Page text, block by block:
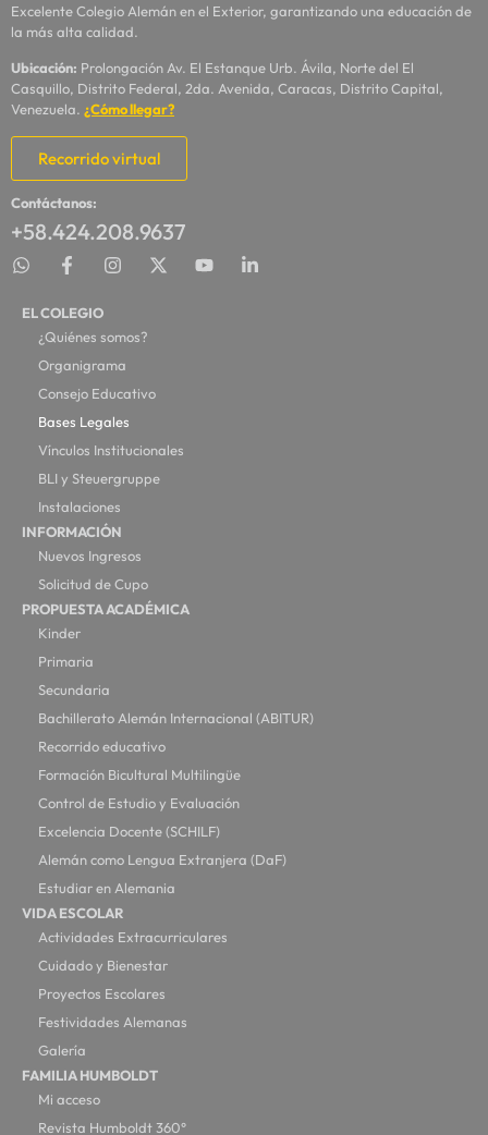
Excelente Colegio Alemán en el Exterior, garantizando una educación de
la más alta calidad.
Ubicación: Prolongación Av. El Estanque Urb. Ávila, Norte del El
Casquillo, Distrito Federal, 2da. Avenida, Caracas, Distrito Capital,
Venezuela. ¿Cómo llegar?
Recorrido virtual
Contáctanos:
+58.424.208.9637
EL COLEGIO
¿Quiénes somos?
Organigrama
Consejo Educativo
Bases Legales
Vínculos Institucionales
BLI y Steuergruppe
Instalaciones
INFORMACIÓN
Nuevos Ingresos
Solicitud de Cupo
PROPUESTA ACADÉMICA
Kinder
Primaria
Secundaria
Bachillerato Alemán Internacional (ABITUR)
Recorrido educativo
Formación Bicultural Multilingüe
Control de Estudio y Evaluación
Excelencia Docente (SCHILF)
Alemán como Lengua Extranjera (DaF)
Estudiar en Alemania
VIDA ESCOLAR
Actividades Extracurriculares
Cuidado y Bienestar
Proyectos Escolares
Festividades Alemanas
Galería
FAMILIA HUMBOLDT
Mi acceso
Revista Humboldt 360°